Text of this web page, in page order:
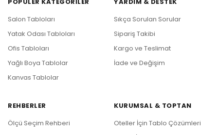
Salon Tabloları
Yatak Odası Tabloları
Ofis Tabloları
Yağlı Boya Tablolar
Kanvas Tablolar
Sıkça Sorulan Sorular
Sipariş Takibi
Kargo ve Teslimat
İade ve Değişim
REHBERLER
Ölçü Seçim Rehberi
KURUMSAL & TOPTAN
Oteller İçin Tablo Çözümleri